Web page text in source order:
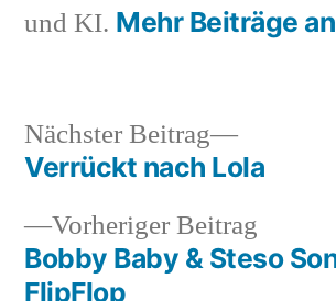
und KI. Mehr Beiträge
Vorheriger Beitrag
Bobby Baby & Steso
FlipFlop
Nächster Beitrag
Nächster
Beitrag:
Verrückt nach Lola